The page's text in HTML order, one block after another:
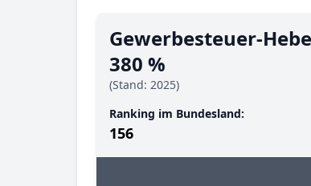
Gewerbesteuer-
380 %
(Stand: 2025)
Ranking im Bundesland:
156